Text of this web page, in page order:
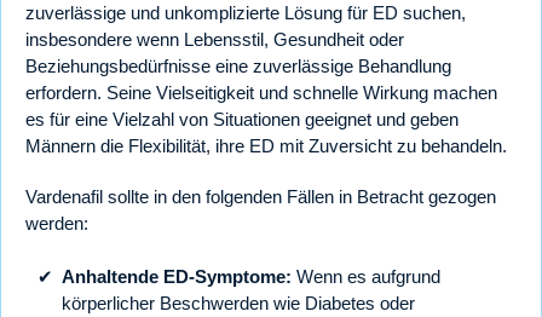
zuverlässige und unkomplizierte Lösung für ED suchen,
insbesondere wenn Lebensstil, Gesundheit oder
Beziehungsbedürfnisse eine zuverlässige Behandlung
erfordern. Seine Vielseitigkeit und schnelle Wirkung machen
es für eine Vielzahl von Situationen geeignet und geben
Männern die Flexibilität, ihre ED mit Zuversicht zu behandeln.
Vardenafil sollte in den folgenden Fällen in Betracht gezogen
werden:
Anhaltende ED-Symptome: Wenn es aufgrund
körperlicher Beschwerden wie Diabetes oder